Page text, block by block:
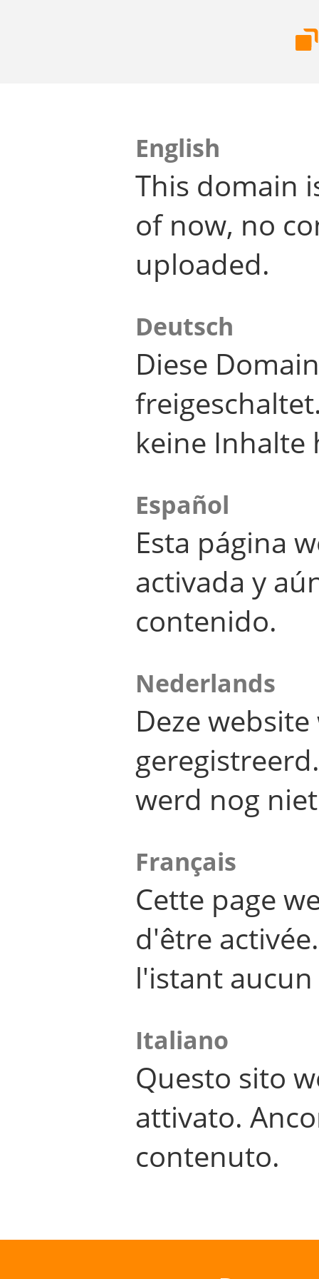
English
This domain
of now, no
uploaded.
Deutsch
Diese
keine Inhalte
Español
Esta página
activada y
contenido.
Nederlands
Deze
werd nog
Français
Cette page
d'être
l'istant
Italiano
Questo sito
attivato.
contenuto.